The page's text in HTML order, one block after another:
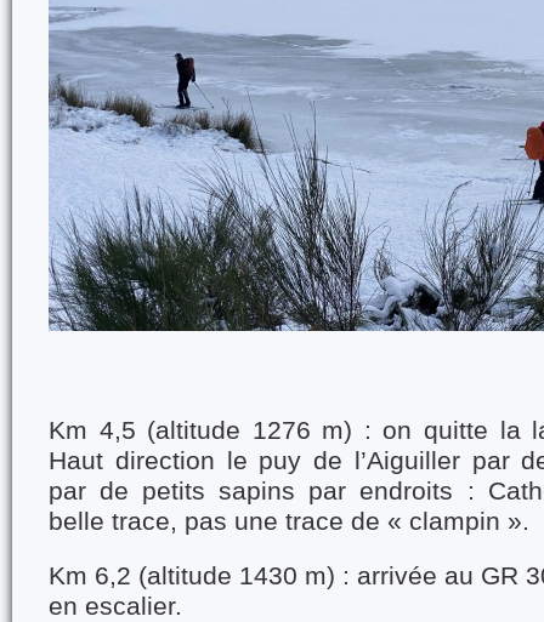
Km 4,5 (altitude 1276 m) : on quitte la
Haut direction le puy de l’Aiguiller par
par de petits sapins par endroits :
belle trace, pas une trace de « clampin ».
Km 6,2 (altitude 1430 m) : arrivée au GR
en escalier.